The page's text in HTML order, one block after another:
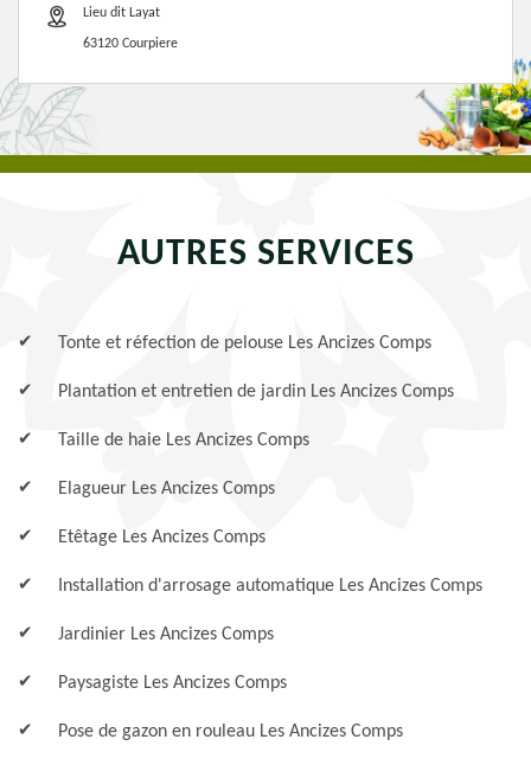
Lieu dit Layat
63120 Courpiere
AUTRES SERVICES
Tonte et réfection de pelouse Les Ancizes Comps
Plantation et entretien de jardin Les Ancizes Comps
Taille de haie Les Ancizes Comps
Elagueur Les Ancizes Comps
Etêtage Les Ancizes Comps
Installation d'arrosage automatique Les Ancizes Comps
Jardinier Les Ancizes Comps
Paysagiste Les Ancizes Comps
Pose de gazon en rouleau Les Ancizes Comps